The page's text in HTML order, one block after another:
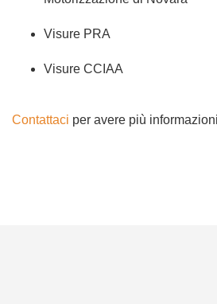
Visure PRA
Visure CCIAA
Contattaci per avere più informazioni